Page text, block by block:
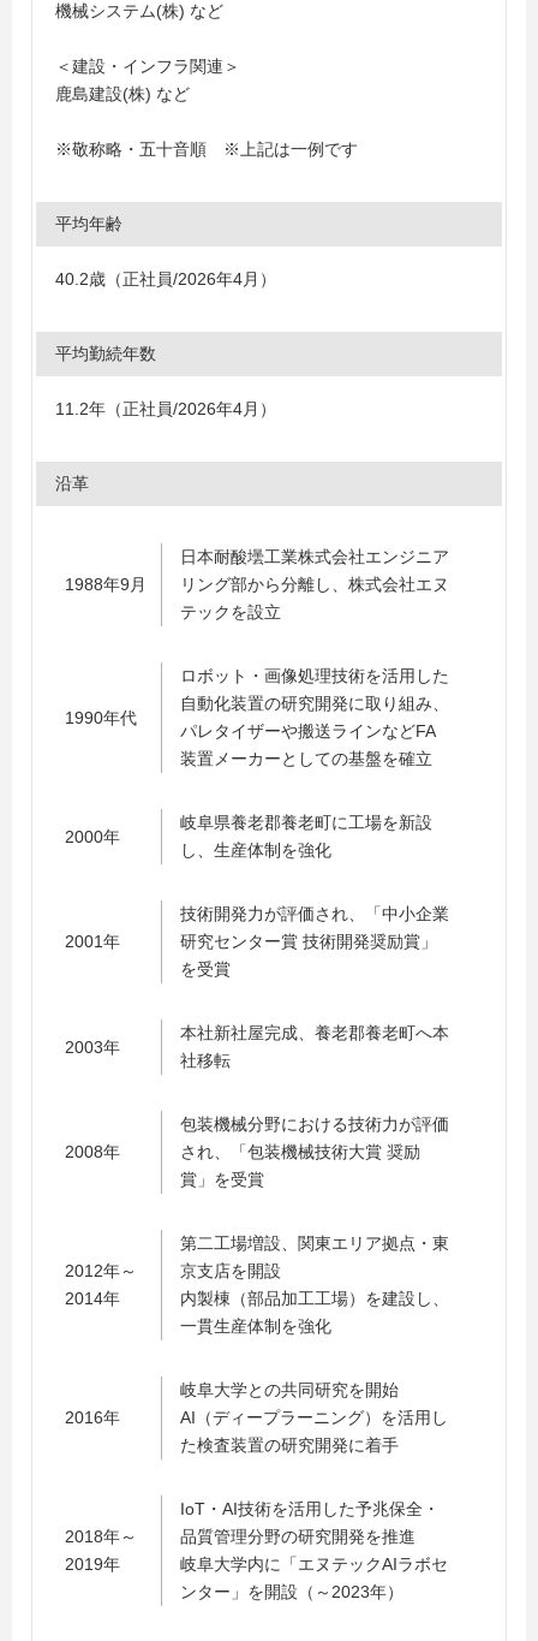
機械システム(株) など
＜建設・インフラ関連＞
鹿島建設(株) など
※敬称略・五十音順 ※上記は一例です
平均年齢
40.2歳（正社員/2026年4月）
平均勤続年数
11.2年（正社員/2026年4月）
沿革
1988年9月
日本耐酸壜工業株式会社エンジニア
リング部から分離し、株式会社エヌ
テックを設立
1990年代
ロボット・画像処理技術を活用した
自動化装置の研究開発に取り組み、
パレタイザーや搬送ラインなどFA
装置メーカーとしての基盤を確立
2000年
岐阜県養老郡養老町に工場を新設
し、生産体制を強化
2001年
技術開発力が評価され、「中小企業
研究センター賞 技術開発奨励賞」
を受賞
2003年
本社新社屋完成、養老郡養老町へ本
社移転
2008年
包装機械分野における技術力が評価
され、「包装機械技術大賞 奨励
賞」を受賞
2012年～
2014年
第二工場増設、関東エリア拠点・東
京支店を開設
内製棟（部品加工工場）を建設し、
一貫生産体制を強化
2016年
岐阜大学との共同研究を開始
AI（ディープラーニング）を活用し
た検査装置の研究開発に着手
2018年～
2019年
IoT・AI技術を活用した予兆保全・
品質管理分野の研究開発を推進
岐阜大学内に「エヌテックAIラボセ
ンター」を開設（～2023年）